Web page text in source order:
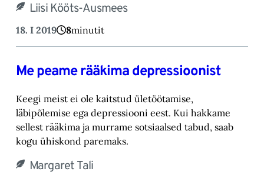
Liisi Kööts-Ausmees
18. I 2019 8minutit
Me peame rääkima depressioonist
Keegi meist ei ole kaitstud ületöötamise,
läbipõlemise ega depressiooni eest. Kui hakkame
sellest rääkima ja murrame sotsiaalsed tabud, saab
kogu ühiskond paremaks.
Margaret Tali